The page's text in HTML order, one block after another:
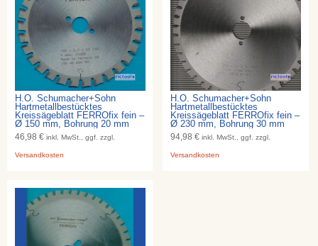
H.O. Schumacher+Sohn
Hartmetallbestücktes
Kreissägeblatt FERROfix fein –
Ø 150 mm, Bohrung 20 mm
46,98 € inkl. MwSt., ggf. zzgl.
Versandkosten
H.O. Schumacher+Sohn
Hartmetallbestücktes
Kreissägeblatt FERROfix fein –
Ø 230 mm, Bohrung 30 mm
94,98 €inkl. MwSt., ggf. zzgl.
Versandkosten